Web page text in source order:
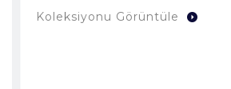
Koleksiyonu Görüntüle